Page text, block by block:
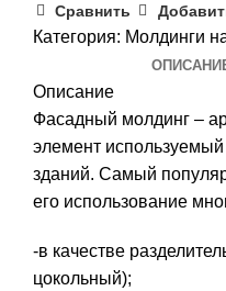
Сравнить
Категория: Молдинги
Описание
Фасадный молдинг –
элемент
зданий. Самый
его использование
-в качестве
цокольный);